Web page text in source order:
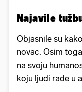
Najavile
Objasnile su
novac. Osim
na svoju
koju ljudi rade u